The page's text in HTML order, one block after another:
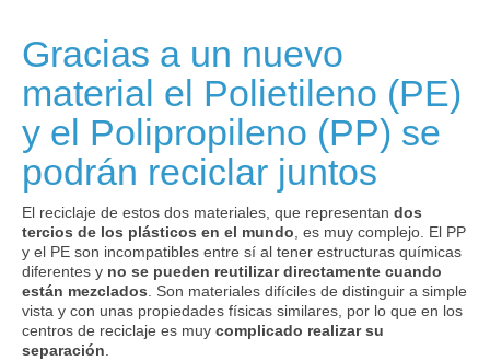
Gracias a un nuevo
material el Polietileno (PE)
y el Polipropileno (PP) se
podrán reciclar juntos
El reciclaje de estos dos materiales, que representan dos
tercios de los plásticos en el mundo, es muy complejo. El PP
y el PE son incompatibles entre sí al tener estructuras químicas
diferentes y no se pueden reutilizar directamente cuando
están mezclados. Son materiales difíciles de distinguir a simple
vista y con unas propiedades físicas similares, por lo que en los
centros de reciclaje es muy complicado realizar su
separación.